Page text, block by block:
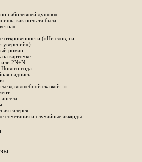
наболевшей душою»
как ночь та была
откровенности («Ни слов, ни
уверений»)
роман
на карточке
или 2N+N
Нового года
надпись
волшебной сказкой...»
галерея
сочетания и случайные аккорды